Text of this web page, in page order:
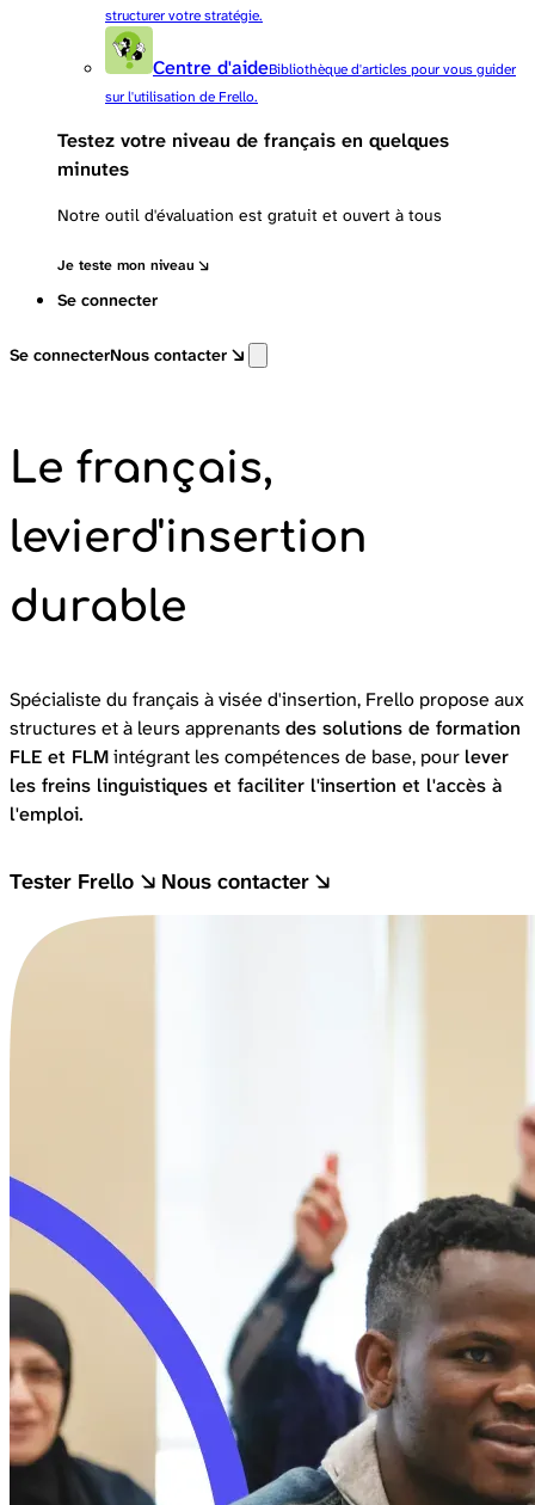
structurer votre stratégie.
Centre d'aideBibliothèque d'articles pour vous guider
sur l'utilisation de Frello.
Testez votre niveau de français en quelques
minutes
Notre outil d'évaluation est gratuit et ouvert à tous
Je teste mon niveau
Se connecter
Se connecterNous contacter
Le français,
levierd'insertion
durable
Spécialiste du français à visée d'insertion, Frello propose aux
structures et à leurs apprenants des solutions de formation
FLE et FLMintégrant les compétences de base, pour lever
les freins linguistiques et faciliter l'insertion et l'accès à
l'emploi.
Tester Frello Nous contacter